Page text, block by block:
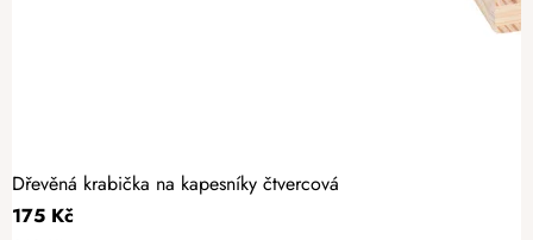
Dřevěná krabička na kapesníky čtvercová
175 Kč